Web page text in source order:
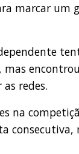
marcar um
redes.
na